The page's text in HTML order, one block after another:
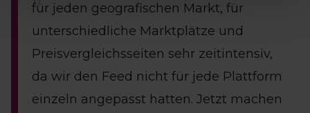
für jeden geografischen Markt, für
unterschiedliche Marktplätze und
Preisvergleichsseiten sehr zeitintensiv,
da wir den Feed nicht für jede Plattform
einzeln angepasst hatten. Jetzt machen